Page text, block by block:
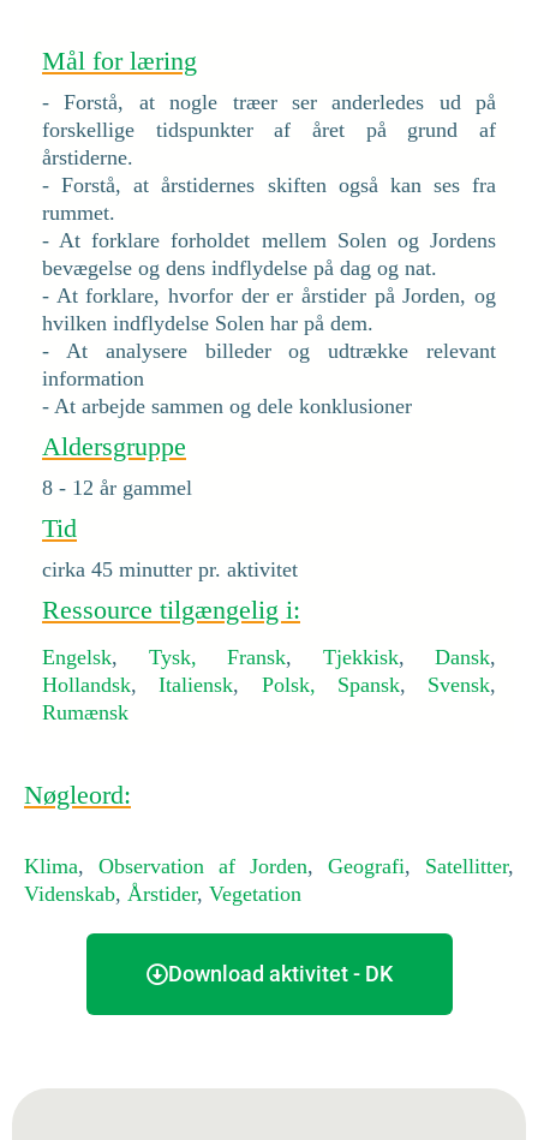
Mål for læring
- Forstå, at nogle træer ser anderledes ud på
forskellige tidspunkter af året på grund af
årstiderne.
- Forstå, at årstidernes skiften også kan ses fra
rummet.
- At forklare forholdet mellem Solen og Jordens
bevægelse og dens indflydelse på dag og nat.
- At forklare, hvorfor der er årstider på Jorden, og
hvilken indflydelse Solen har på dem.
- At analysere billeder og udtrække relevant
information
- At arbejde sammen og dele konklusioner
Aldersgruppe
8 - 12 år gammel
Tid
cirka 45 minutter pr. aktivitet
Ressource tilgængelig i:
Engelsk, Tysk, Fransk, Tjekkisk, Dansk,
Hollandsk,Italiensk, Polsk, Spansk, Svensk,
Rumænsk
Nøgleord:
Klima, Observation af Jorden, Geografi, Satellitter,
Videnskab, Årstider, Vegetation
Download aktivitet - DK